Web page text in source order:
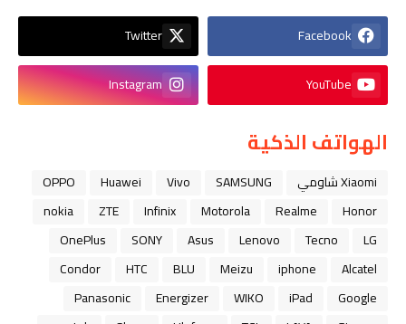
Facebook
Twitter
YouTube
Instagram
الهواتف الذكية
Xiaomi شاومي SAMSUNG
Vivo
Huawei
OPPO
Honor
Realme
Motorola
Infinix
ZTE
nokia
LG
Tecno
Lenovo
Asus
SONY
OnePlus
Alcatel
iphone
Meizu
BLU
HTC
Condor
Google
iPad
WIKO
Energizer
Panasonic